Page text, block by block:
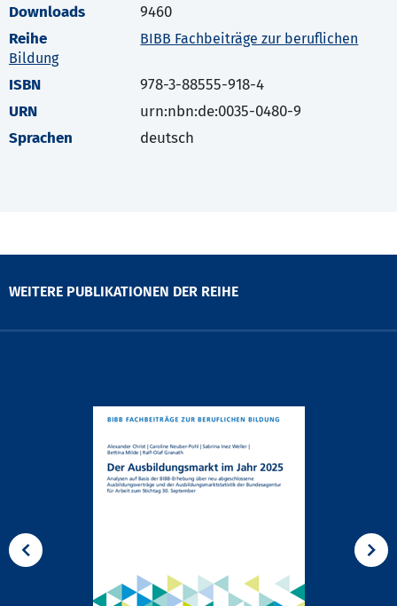
Downloads
9460
Reihe
BIBB Fachbeiträge zur beruflichen
Bildung
ISBN
978-3-88555-918-4
URN
urn:nbn:de:0035-0480-9
Sprachen
deutsch
WEITERE PUBLIKATIONEN DER REIHE